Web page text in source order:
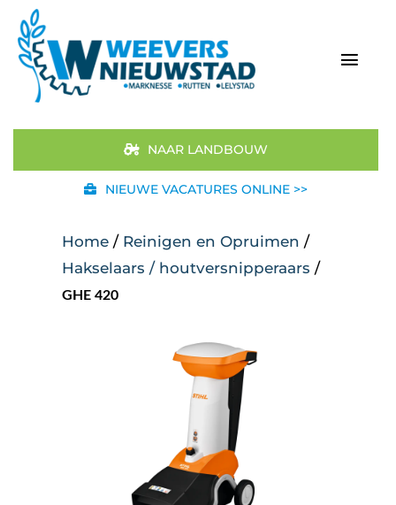
naar
inhoud
Aanbod
STIHL
Werkplaats
Nieuws
Over ons
NAAR LANDBOUW
NIEUWE VACATURES ONLINE >>
Home / Reinigen en Opruimen /
Hakselaars / houtversnipperaars /
GHE 420